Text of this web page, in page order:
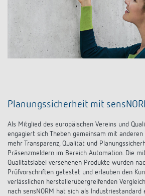
Planungssicherheit mit
Als Mitglied des europäischen Vereins und
engagiert sich Theben gemeinsam mit
mehr Transparenz, Qualität und
Präsenzmeldern im Bereich Automation. Die
Qualitätslabel versehenen Produkte wurden
Prüfvorschriften getestet und erlauben den
verlässlichen herstellerübergreifenden
nach sensNORM hat sich als